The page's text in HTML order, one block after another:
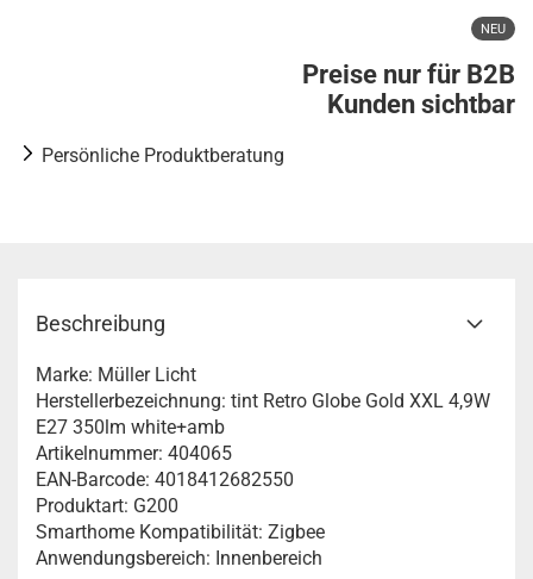
NEU
Preise nur für B2B
Kunden sichtbar
Persönliche Produktberatung
Beschreibung
Marke: Müller Licht
Herstellerbezeichnung: tint Retro Globe Gold XXL 4,9W
E27 350lm white+amb
Artikelnummer: 404065
EAN-Barcode: 4018412682550
Produktart: G200
Smarthome Kompatibilität: Zigbee
Anwendungsbereich: Innenbereich